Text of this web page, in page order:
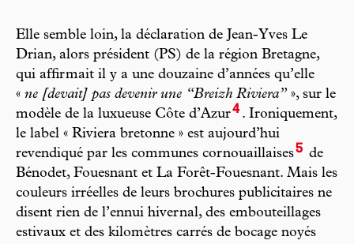
Elle semble loin, la déclaration de Jean-Yves Le
Drian, alors président (PS) de la région Bretagne,
qui affirmait il y a une douzaine d’années qu’elle
« ne [devait] pas devenir une “Breizh Riviera” », sur le
modèle de la luxueuse Côte d’Azur4. Ironiquement,
le label « Riviera bretonne » est aujourd’hui
revendiqué par les communes cornouaillaises5 de
Bénodet, Fouesnant et La Forêt-Fouesnant. Mais les
couleurs irréelles de leurs brochures publicitaires ne
disent rien de l’ennui hivernal, des embouteillages
estivaux et des kilomètres carrés de bocage noyés